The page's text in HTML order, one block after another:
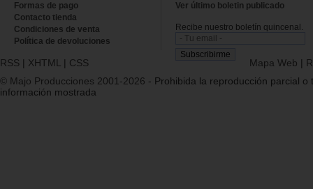
Formas de pago
Contacto tienda
Condiciones de venta
Política de devoluciones
Ver último boletin publicado
Recibe nuestro boletín quincenal.
RSS | XHTML | CSS Mapa Web |
© Majo Producciones 2001-2026 - Prohibida la reproducción parcial o
información mostrada